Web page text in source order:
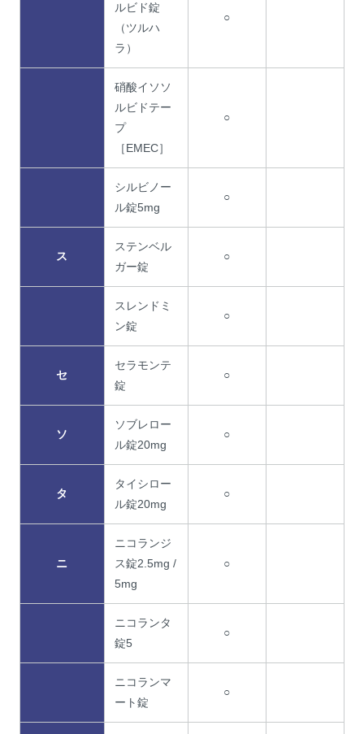
ルビド錠
（ツルハ
ラ）
○
硝酸イソソ
ルビドテー
プ
［EMEC］
○
シルビノー
ル錠5mg
○
ス
ステンベル
ガー錠
○
スレンドミ
ン錠
○
セ
セラモンテ
錠
○
ソ
ソブレロー
ル錠20mg
○
タ
タイシロー
ル錠20mg
○
ニ
ニコランジ
ス錠2.5mg /
5mg
○
ニコランタ
錠5
○
ニコランマ
ート錠
○